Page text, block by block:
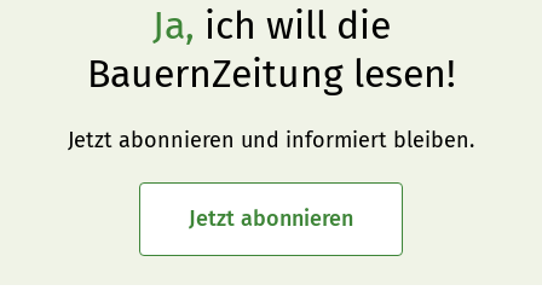
Ja, ich will die
BauernZeitung lesen!
Jetzt abonnieren und informiert bleiben.
Jetzt abonnieren